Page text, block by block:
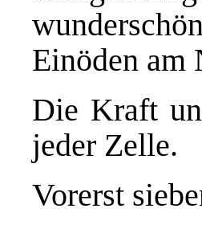
Einöden am
Die Kraft
jeder Zelle.
Vorerst